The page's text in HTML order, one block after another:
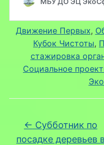
Движение Первых,
Кубок Чистоты,
стажировка
Социальное
← Субботник по
посадке деревьев